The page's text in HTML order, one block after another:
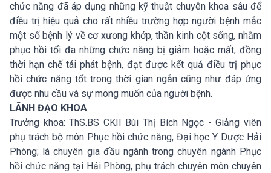
chức năng đã áp dụng những kỹ thuật chuyên khoa sâu để
điều trị hiệu quả cho rất nhiều trường hợp người bệnh mắc
một số bệnh lý về cơ xương khớp, thần kinh cột sống, nhằm
phục hồi tối đa những chức năng bị giảm hoặc mất, đồng
thời hạn chế tái phát bệnh, đạt được kết quả điều trị phục
hồi chức năng tốt trong thời gian ngắn cũng như đáp ứng
được nhu cầu và sự mong muốn của người bệnh.
LÃNH ĐẠO KHOA
Trưởng khoa: ThS.BS CKII Bùi Thị Bích Ngọc - Giảng viên
phụ trách bộ môn Phục hồi chức năng, Đại học Y Dược Hải
Phòng; là chuyên gia đầu ngành trong chuyên ngành Phục
hồi chức năng tại Hải Phòng, phụ trách chuyên môn chuyên